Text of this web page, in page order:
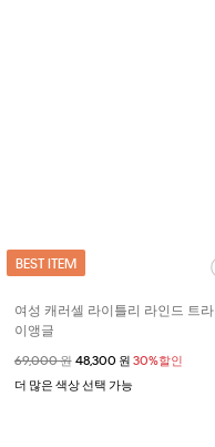
BEST ITEM
여성 캐러셀 라이틀리 라인드 트라
이앵글
할인 전 가격
69,000 원할인된 가격
48,300 원 30%할인
더 많은 색상 선택 가능